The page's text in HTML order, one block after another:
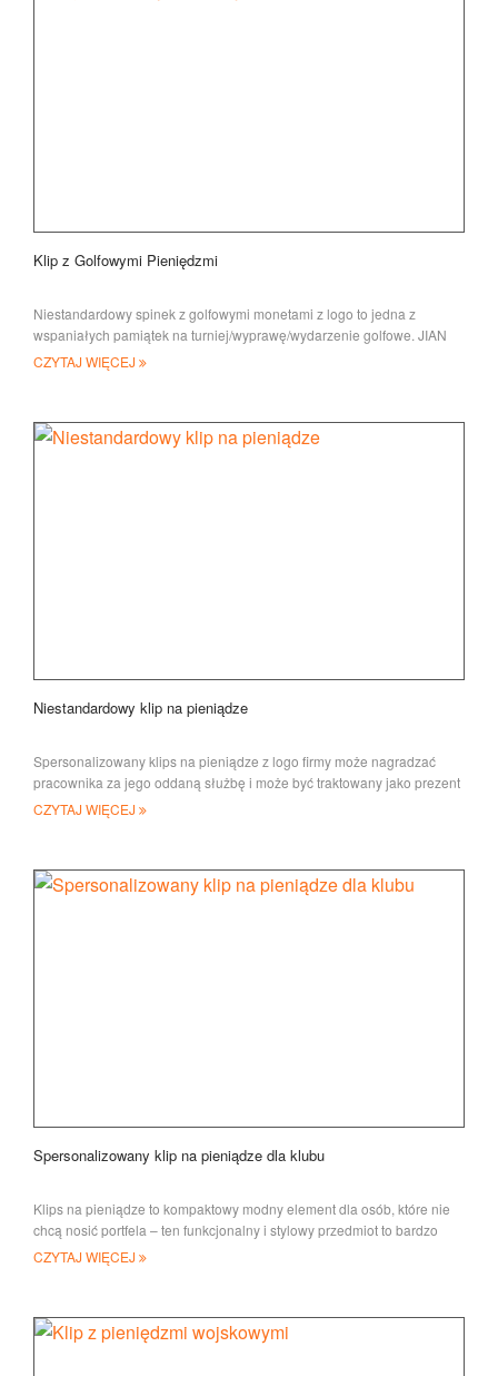
Klip z Golfowymi Pieniędzmi
Niestandardowy spinek z golfowymi monetami z logo to jedna z
wspaniałych pamiątek na turniej/wyprawę/wydarzenie golfowe. JIAN
opracował s
CZYTAJ WIĘCEJ
Niestandardowy klip na pieniądze
Spersonalizowany klips na pieniądze z logo firmy może nagradzać
pracownika za jego oddaną służbę i może być traktowany jako prezent
promocyjny dla c
CZYTAJ WIĘCEJ
Spersonalizowany klip na pieniądze dla klubu
Klips na pieniądze to kompaktowy modny element dla osób, które nie
chcą nosić portfela – ten funkcjonalny i stylowy przedmiot to bardzo
przemyślany
CZYTAJ WIĘCEJ